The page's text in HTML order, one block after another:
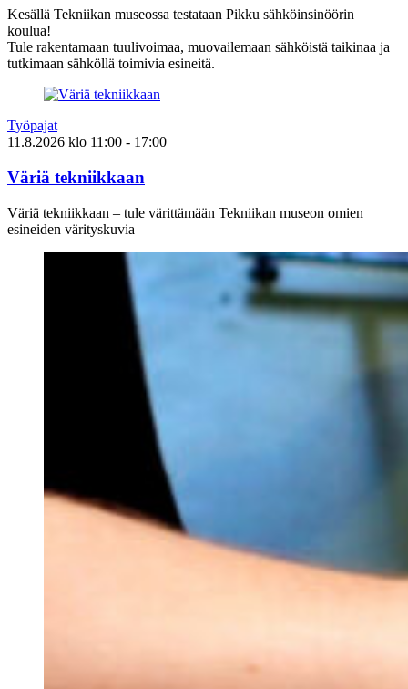
Kesällä Tekniikan museossa testataan Pikku sähköinsinöörin
koulua!
Tule rakentamaan tuulivoimaa, muovailemaan sähköistä taikinaa ja
tutkimaan sähköllä toimivia esineitä.
Työpajat
11.8.2026 klo 11:00 - 17:00
Väriä tekniikkaan
Väriä tekniikkaan – tule värittämään Tekniikan museon omien
esineiden värityskuvia